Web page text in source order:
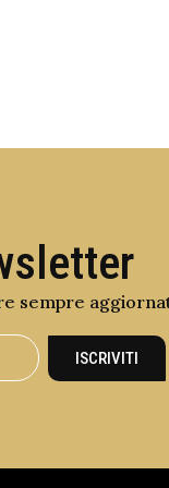
sempre
ISCRIVITI